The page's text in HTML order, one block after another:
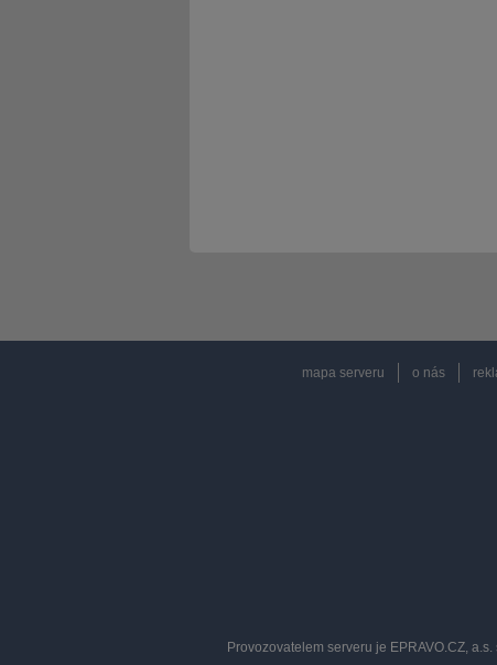
mapa serveru o nás
Provozovatelem serveru je EPRAVO.CZ,